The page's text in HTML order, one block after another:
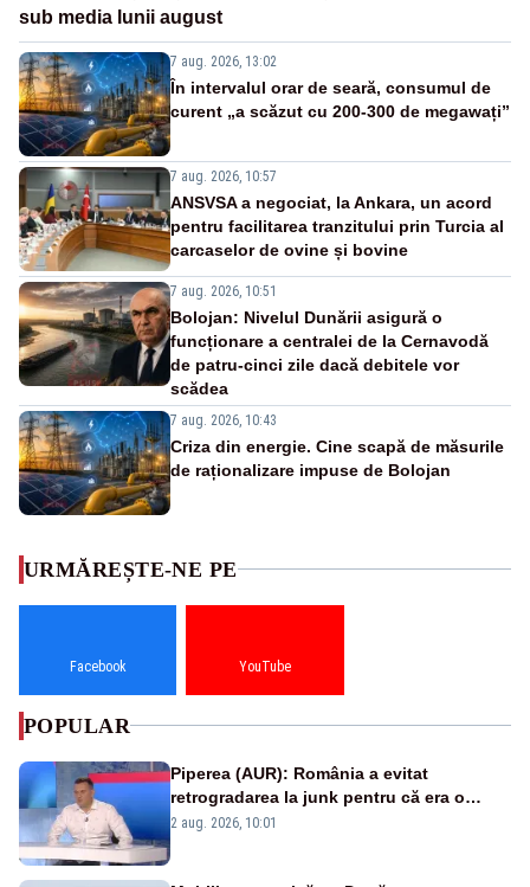
sub media lunii august
7 aug. 2026, 13:02
În intervalul orar de seară, consumul de
curent „a scăzut cu 200-300 de megawați”
7 aug. 2026, 10:57
ANSVSA a negociat, la Ankara, un acord
pentru facilitarea tranzitului prin Turcia al
carcaselor de ovine și bovine
7 aug. 2026, 10:51
Bolojan: Nivelul Dunării asigură o
funcționare a centralei de la Cernavodă
de patru-cinci zile dacă debitele vor
scădea
7 aug. 2026, 10:43
Criza din energie. Cine scapă de măsurile
de raționalizare impuse de Bolojan
URMĂREȘTE-NE PE
Facebook YouTube
POPULAR
Piperea (AUR): România a evitat
retrogradarea la junk pentru că era o
catastrofă pentru bănci și fondurile de
2 aug. 2026, 10:01